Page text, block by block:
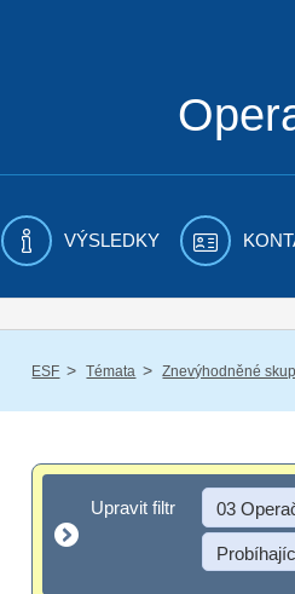
VÝSLEDKY
ESF / Témata / Znevýhodněné
Upravit filtr
Upravit filtr 03